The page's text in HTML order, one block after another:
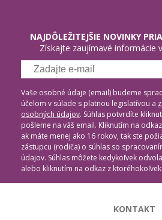
NAJDÔLEŽITEJŠIE NOVINKY
Získajte zaujímavé informácie
Vaše osobné údaje (email) budeme
účelom v súlade s platnou legislatívou a
osobných údajov. Súhlas potvrdíte
pošleme na váš email. Kliknutím na
ak máte menej ako 16 rokov, tak ste
zástupcu (rodiča) o súhlas so
údajov. Súhlas môžete kedykoľvek
alebo kliknutím na odkaz z
KONTAKT